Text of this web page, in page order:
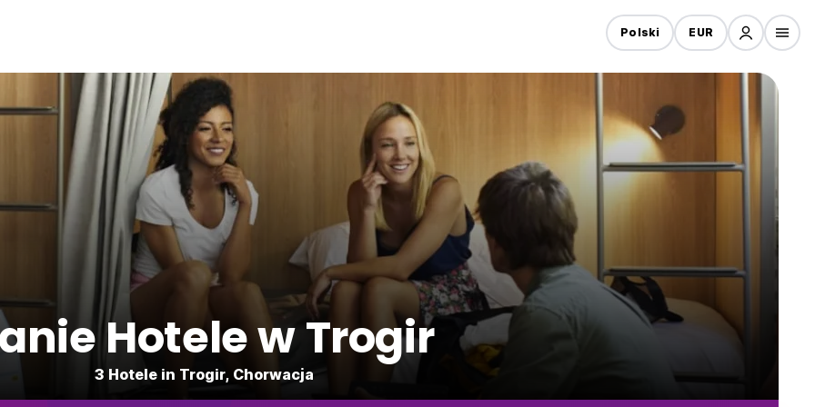
Polski EUR
Hotele w Trogir
3 Hotele in Trogir, Chorwacja